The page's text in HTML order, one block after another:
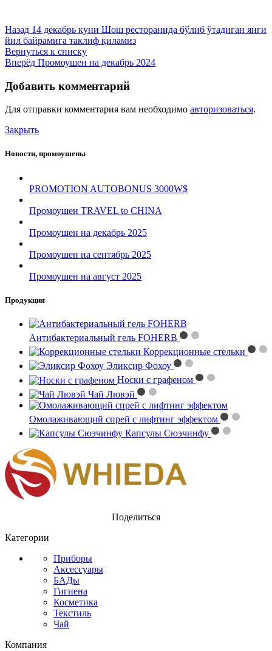
Назад 14 декабрь куни Шош ресторанида бўлиб ўтадиган янги
йил байрамига таклиф қиламиз
Вернуться к списку
Вперёд Промоушен на декабрь 2024
Добавить комментарий
Для отправки комментария вам необходимо авторизоваться.
Закрыть
Новости, промоушены
PROMOTION AUTOBONUS 3000W$
Промоушен TRAVEL to CHINA
Промоушен на декабрь 2025
Промоушен на сентябрь 2025
Промоушен на август 2025
Продукция
Антибактериальный гель FOHERB
Коррекционные стельки
Эликсир Фохоу
Носки с графеном
Чай Лювэй
Омолаживающий спрей с лифтинг эффектом
Капсулы Сюэчинфу
Поделиться
Категории
Приборы
Аксессуары
БАДы
Гигиена
Косметика
Текстиль
Чай
Компания